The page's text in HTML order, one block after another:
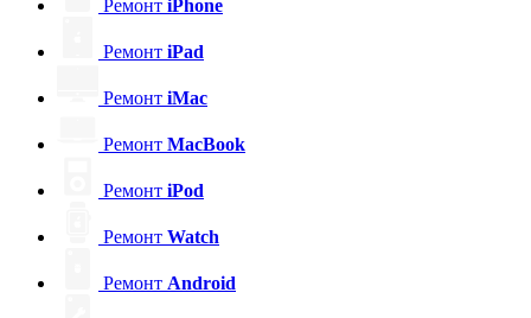
Ремонт iPhone
Ремонт iPad
Ремонт iMac
Ремонт MacBook
Ремонт iPod
Ремонт Watch
Ремонт Android